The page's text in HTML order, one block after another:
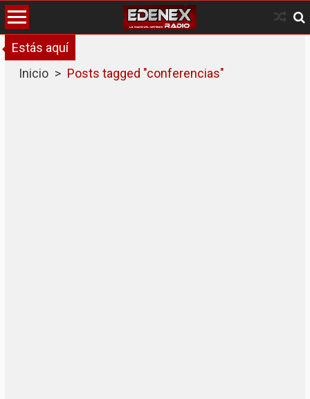
Skip
to
content
Estás aquí
Inicio > Posts tagged "conferencias"